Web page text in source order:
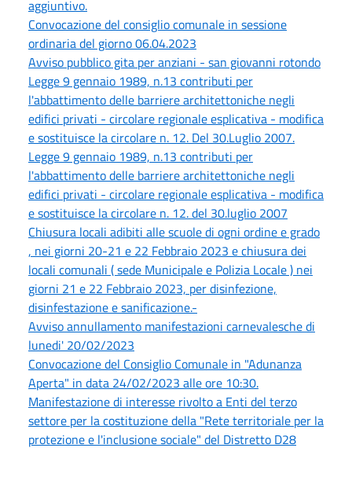
aggiuntivo.
Convocazione del consiglio comunale in sessione
ordinaria del giorno 06.04.2023
Avviso pubblico gita per anziani - san giovanni rotondo
Legge 9 gennaio 1989, n.13 contributi per
l'abbattimento delle barriere architettoniche negli
edifici privati - circolare regionale esplicativa - modifica
e sostituisce la circolare n. 12. Del 30.Luglio 2007.
Legge 9 gennaio 1989, n.13 contributi per
l'abbattimento delle barriere architettoniche negli
edifici privati - circolare regionale esplicativa - modifica
e sostituisce la circolare n. 12. del 30.luglio 2007
Chiusura locali adibiti alle scuole di ogni ordine e grado
, nei giorni 20-21 e 22 Febbraio 2023 e chiusura dei
locali comunali ( sede Municipale e Polizia Locale ) nei
giorni 21 e 22 Febbraio 2023, per disinfezione,
disinfestazione e sanificazione.-
Avviso annullamento manifestazioni carnevalesche di
lunedi' 20/02/2023
Convocazione del Consiglio Comunale in "Adunanza
Aperta" in data 24/02/2023 alle ore 10:30.
Manifestazione di interesse rivolto a Enti del terzo
settore per la costituzione della "Rete territoriale per la
protezione e l'inclusione sociale" del Distretto D28